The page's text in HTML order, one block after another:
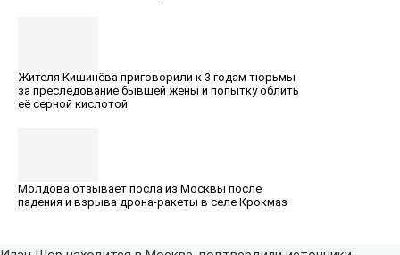
Жителя Кишинёва приговорили к 3 годам тюрьмы
за преследование бывшей жены и попытку облить
её серной кислотой
Молдова отзывает посла из Москвы после
падения и взрыва дрона-ракеты в селе Крокмаз